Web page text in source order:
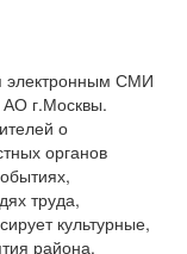
электронным СМИ
АО г.Москвы.
о
органов
труда,
культурные,
района.